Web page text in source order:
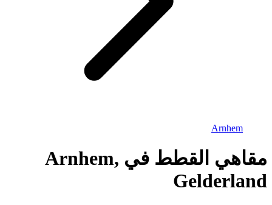
Arnhem
مقاهي القطط في Arnhem,
Gelderland